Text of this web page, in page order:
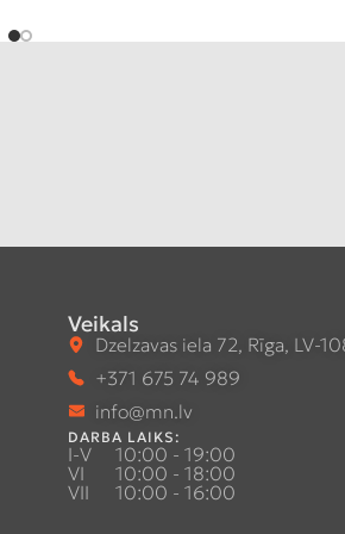
Veikals
Dzelzavas iela 72, Rīga, LV-
+371 675 74 989
info@mn.lv
DARBA LAIKS:
I-V
10:00 - 19:00
VI
10:00 - 18:00
VII
10:00 - 16:00